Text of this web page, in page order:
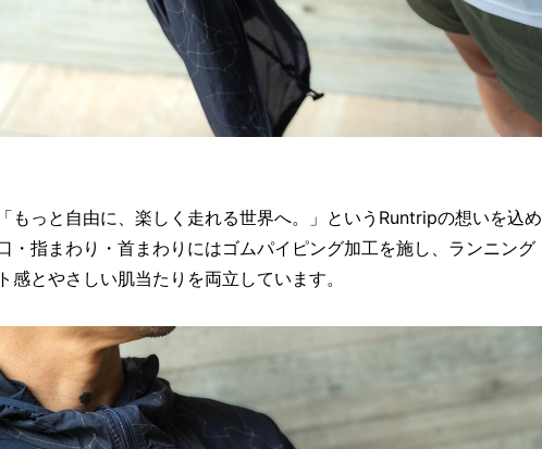
もっと自由に、楽しく走れる世界へ。」というRuntripの想いを込め
・指まわり・首まわりにはゴムパイピング加工を施し、ランニング
感とやさしい肌当たりを両立しています。